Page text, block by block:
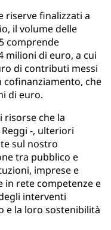
riserve finalizzati a
il volume delle
comprende
milioni di euro, a cui
di contributi messi
che
di euro.
risorse che la
-, ulteriori
sul nostro
tra pubblico e
imprese e
in rete competenze e
interventi
e la loro sostenibilità